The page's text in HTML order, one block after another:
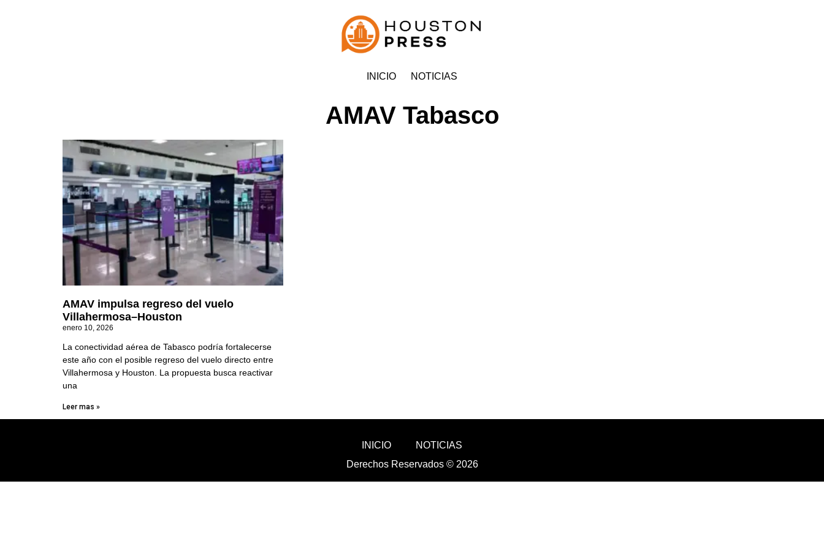
INICIO NOTICIAS
AMAV Tabasco
AMAV impulsa regreso del vuelo
Villahermosa–Houston
enero 10, 2026
La conectividad aérea de Tabasco podría fortalecerse
este año con el posible regreso del vuelo directo entre
Villahermosa y Houston. La propuesta busca reactivar
una
Leer mas »
INICIO
NOTICIAS
Derechos Reservados © 2026